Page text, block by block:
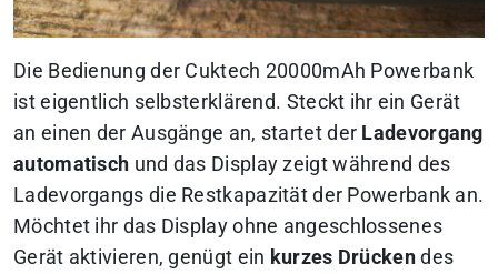
Die Bedienung der Cuktech 20000mAh Powerbank
ist eigentlich selbsterklärend. Steckt ihr ein Gerät
an einen der Ausgänge an, startet der Ladevorgang
automatisch und das Display zeigt während des
Ladevorgangs die Restkapazität der Powerbank an.
Möchtet ihr das Display ohne angeschlossenes
Gerät aktivieren, genügt ein kurzes Drückendes